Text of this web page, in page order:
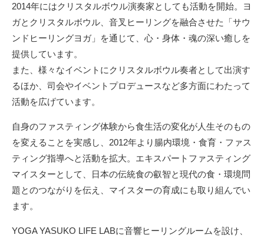
2014年にはクリスタルボウル演奏家としても活動を開始。ヨ
ガとクリスタルボウル、音叉ヒーリングを融合させた「サウ
ンドヒーリングヨガ」を通じて、心・身体・魂の深い癒しを
提供しています。
また、様々なイベントにクリスタルボウル奏者として出演す
るほか、司会やイベントプロデュースなど多方面にわたって
活動を広げています。
自身のファスティング体験から食生活の変化が人生そのもの
を変えることを実感し、2012年より腸内環境・食育・ファス
ティング指導へと活動を拡大。エキスパートファスティング
マイスターとして、日本の伝統食の叡智と現代の食・環境問
題とのつながりを伝え、マイスターの育成にも取り組んでい
ます。
YOGA YASUKO LIFE LABに音響ヒーリングルームを設け、